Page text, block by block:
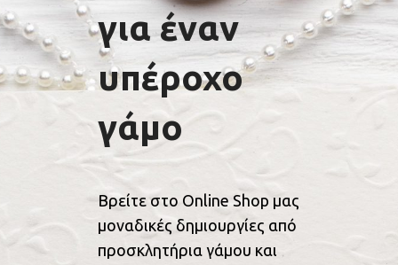
για έναν
υπέροχο
γάμο
Βρείτε στο Online Shop μας
μοναδικές δημιουργίες από
προσκλητήρια γάμου και